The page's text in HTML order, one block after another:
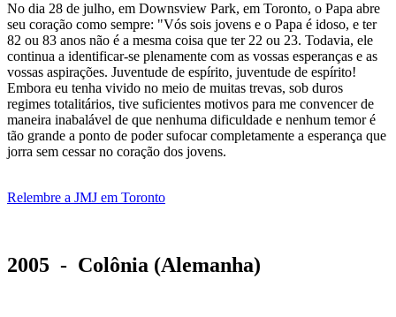
No dia 28 de julho, em Downsview Park, em Toronto, o Papa abre
seu coração como sempre: "Vós sois jovens e o Papa é idoso, e ter
82 ou 83 anos não é a mesma coisa que ter 22 ou 23. Todavia, ele
continua a identificar-se plenamente com as vossas esperanças e as
vossas aspirações. Juventude de espírito, juventude de espírito!
Embora eu tenha vivido no meio de muitas trevas, sob duros
regimes totalitários, tive suficientes motivos para me convencer de
maneira inabalável de que nenhuma dificuldade e nenhum temor é
tão grande a ponto de poder sufocar completamente a esperança que
jorra sem cessar no coração dos jovens.
Relembre a JMJ em Toronto
2005 - Colônia (Alemanha)